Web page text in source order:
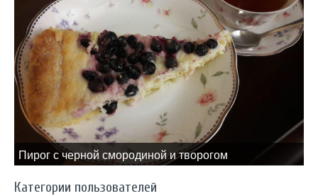
Пирог с черной смородиной и творогом
Категории пользователей